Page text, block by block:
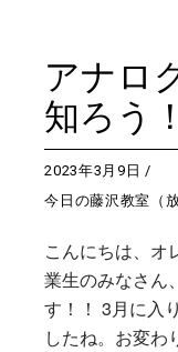
アナロ
知ろう
2023年3月9日
今日の藤沢教室（
こんにちは、オ
業生のみなさん
す！！ 3月に入
したね。お変わ